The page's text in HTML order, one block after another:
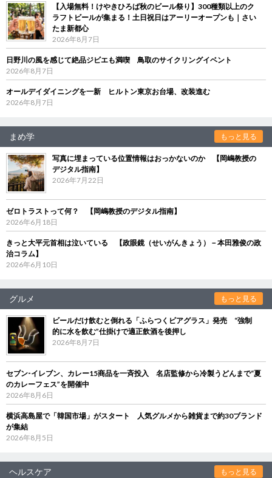
【入場無料！けやきひろば秋のビール祭り】300種類以上のク
ラフトビールが集まる！土日祝日はアーリーオープンも｜さい
たま新都心
2026年8月7日
日野川の風を感じて絶品ジビエも満喫 鳥取のサイクリングイベント
2026年8月7日
オールデイダイニングを一新 ヒルトン東京お台場、改装進む
2026年8月7日
まめ学 もっと見る
写真に埋まっている位置情報はおっかないのか 【岡嶋教授の
デジタル指南】
2026年7月22日
ゼロトラストって何？ 【岡嶋教授のデジタル指南】
2026年6月18日
きっと大平元首相は泣いている 【政眼鏡（せいがんきょう）－本田雅俊の政
治コラム】
2026年6月10日
グルメ もっと見る
ビールだけ飲むと倒れる「ふらつくビアグラス」発売 “強制
的に水を飲む”仕掛けで適正飲酒を後押し
2026年8月7日
セブン‐イレブン、カレー15商品を一斉投入 名店監修から冷製うどんまで“夏
のカレーフェス”を開催中
2026年8月6日
横浜高島屋で「韓国市場」がスタート 人気グルメから雑貨まで約30ブランド
が集結
2026年8月5日
ヘルスケア もっと見る